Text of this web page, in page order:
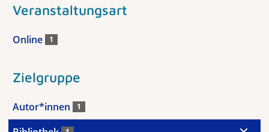
Veranstaltungsart
Online 1
Zielgruppe
Autor*innen 1